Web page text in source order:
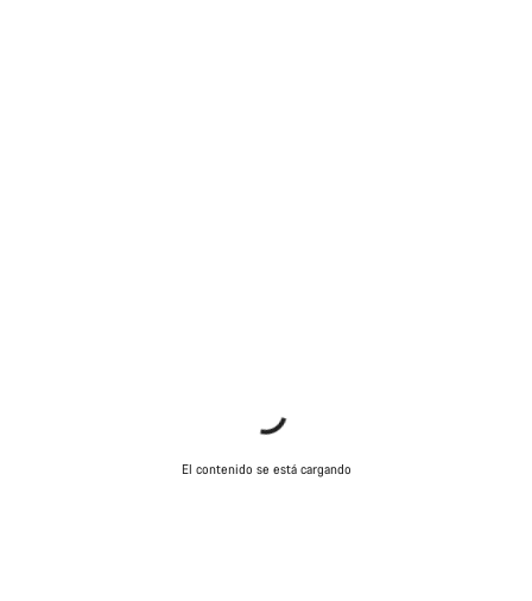
El contenido se está cargando